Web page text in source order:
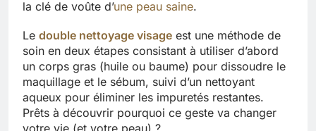
la clé de voûte d’une peau saine.
Le double nettoyage visage est une méthode de
soin en deux étapes consistant à utiliser d’abord
un corps gras (huile ou baume) pour dissoudre le
maquillage et le sébum, suivi d’un nettoyant
aqueux pour éliminer les impuretés restantes.
Prêts à découvrir pourquoi ce geste va changer
votre vie (et votre peau) ?